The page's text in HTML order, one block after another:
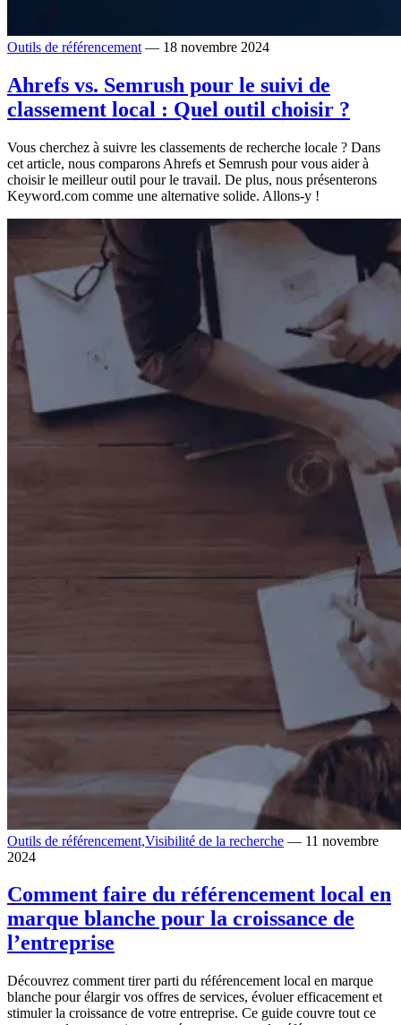
Outils de référencement — 18 novembre 2024
Ahrefs vs. Semrush pour le suivi de
classement local : Quel outil choisir ?
Vous cherchez à suivre les classements de recherche locale ? Dans
cet article, nous comparons Ahrefs et Semrush pour vous aider à
choisir le meilleur outil pour le travail. De plus, nous présenterons
Keyword.com comme une alternative solide. Allons-y !
Outils de référencement,Visibilité de la recherche — 11 novembre
2024
Comment faire du référencement local en
marque blanche pour la croissance de
l’entreprise
Découvrez comment tirer parti du référencement local en marque
blanche pour élargir vos offres de services, évoluer efficacement et
stimuler la croissance de votre entreprise. Ce guide couvre tout ce